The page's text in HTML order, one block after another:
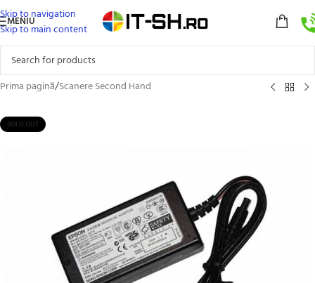
Skip to navigation
Skip to main content
MENIU
Prima pagină/Scanere Second Hand
SOLD OUT